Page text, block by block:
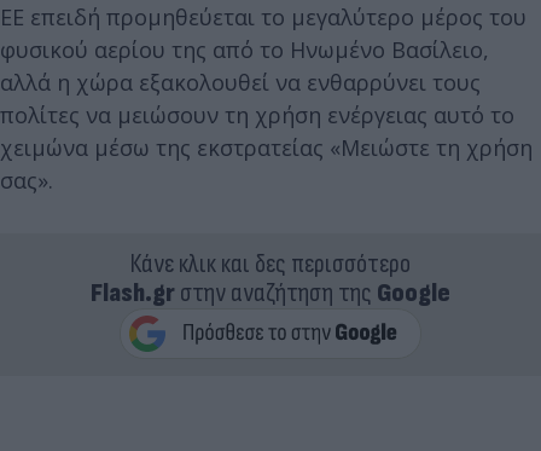
ΕΕ επειδή προμηθεύεται το μεγαλύτερο μέρος του
φυσικού αερίου της από το Ηνωμένο Βασίλειο,
αλλά η χώρα εξακολουθεί να ενθαρρύνει τους
πολίτες να μειώσουν τη χρήση ενέργειας αυτό το
χειμώνα μέσω της εκστρατείας «Μειώστε τη χρήση
σας».
Κάνε κλικ και δες περισσότερο
Flash.grστην αναζήτηση της Google